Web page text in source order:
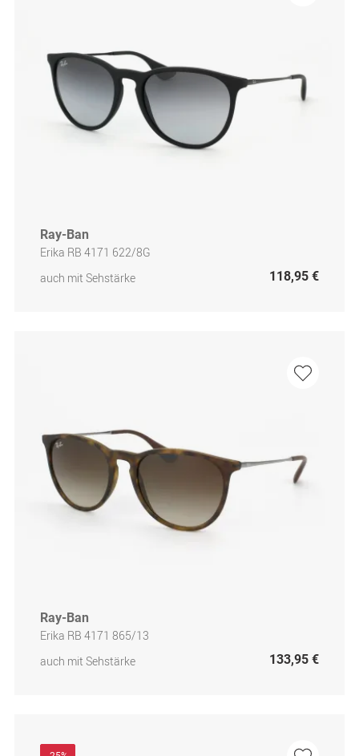
Ray-Ban
Erika RB 4171 622/8G
auch mit Sehstärke
118,95 €
Ray-Ban
Erika RB 4171 865/13
auch mit Sehstärke
133,95 €